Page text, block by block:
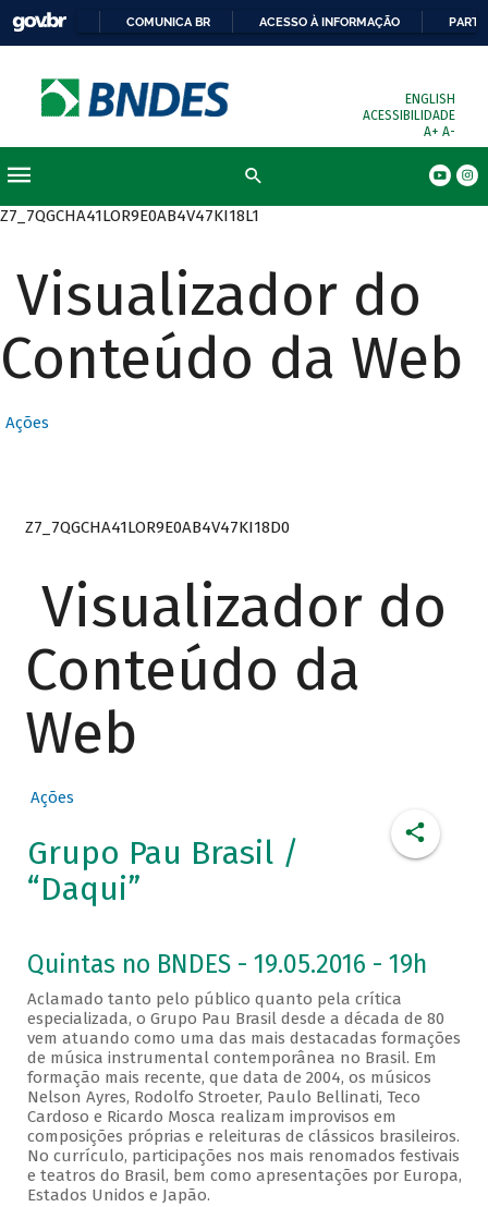
COMUNICA BR ACESSO À INFORMAÇÃO
ENGLISH
ACESSIBILIDADE
A+ A-
Z7_7QGCHA41LOR9E0AB4V47KI18L1
Visualizador do
Conteúdo da Web
Ações
Z7_7QGCHA41LOR9E0AB4V47KI18D0
Visualizador do
Conteúdo da
Web
Ações
Grupo Pau Brasil /
“Daqui”
Quintas no BNDES - 19.05.2016 - 19h
Aclamado tanto pelo público quanto pela crítica
especializada, o Grupo Pau Brasil desde a década de 80
vem atuando como uma das mais destacadas formações
de música instrumental contemporânea no Brasil. Em
formação mais recente, que data de 2004, os músicos
Nelson Ayres, Rodolfo Stroeter, Paulo Bellinati, Teco
Cardoso e Ricardo Mosca realizam improvisos em
composições próprias e releituras de clássicos brasileiros.
No currículo, participações nos mais renomados festivais
e teatros do Brasil, bem como apresentações por Europa,
Estados Unidos e Japão.